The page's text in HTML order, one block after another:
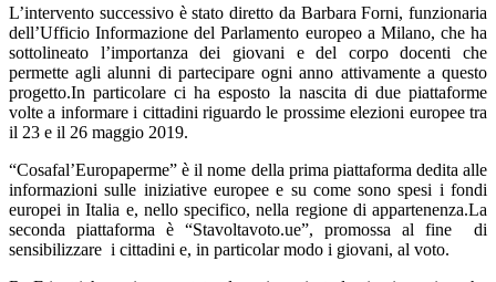
L’intervento successivo è stato diretto da Barbara Forni, funzionaria
dell’Ufficio Informazione del Parlamento europeo a Milano, che ha
sottolineato l’importanza dei giovani e del corpo docenti che
permette agli alunni di partecipare ogni anno attivamente a questo
progetto.In particolare ci ha esposto la nascita di due piattaforme
volte a informare i cittadini riguardo le prossime elezioni europee tra
il 23 e il 26 maggio 2019.
“Cosafal’Europaperme” è il nome della prima piattaforma dedita alle
informazioni sulle iniziative europee e su come sono spesi i fondi
europei in Italia e, nello specifico, nella regione di appartenenza.La
seconda piattaforma è “Stavoltavoto.ue”, promossa al fine di
sensibilizzare i cittadini e, in particolar modo i giovani, al voto.